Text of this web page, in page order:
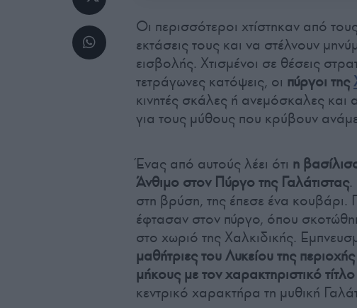
Οι περισσότεροι χτίστηκαν από
εκτάσεις τους και να στέλνουν
εισβολής. Χτισμένοι σε θέσεις
τετράγωνες κατόψεις, οι πύργοι της
κινητές σκάλες ή ανεμόσκαλες
για τους μύθους που κρύβουν
Ένας από αυτούς λέει ότι η
Άνθιμο στον Πύργο της Γαλάτιστας.
στη βρύση, της έπεσε ένα κουβάρι.
έφτασαν στον πύργο, όπου
στο χωριό της Χαλκιδικής.
μαθήτριες του Λυκείου της
μήκους με τον χαρακτηριστικό
κεντρικό χαρακτήρα τη μυθική